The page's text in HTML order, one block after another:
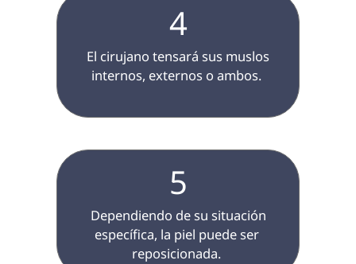
4
internos, externos o ambos.
5
específica, la piel puede ser
reposicionada.